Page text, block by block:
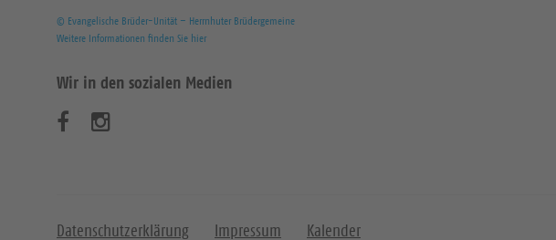
© Evangelische Brüder-Unität – Herrnhuter Brüdergemeine
Weitere Informationen finden Sie hier
Wir in den sozialen Medien
u
u
Datenschutzerklärung Impressum Kalender